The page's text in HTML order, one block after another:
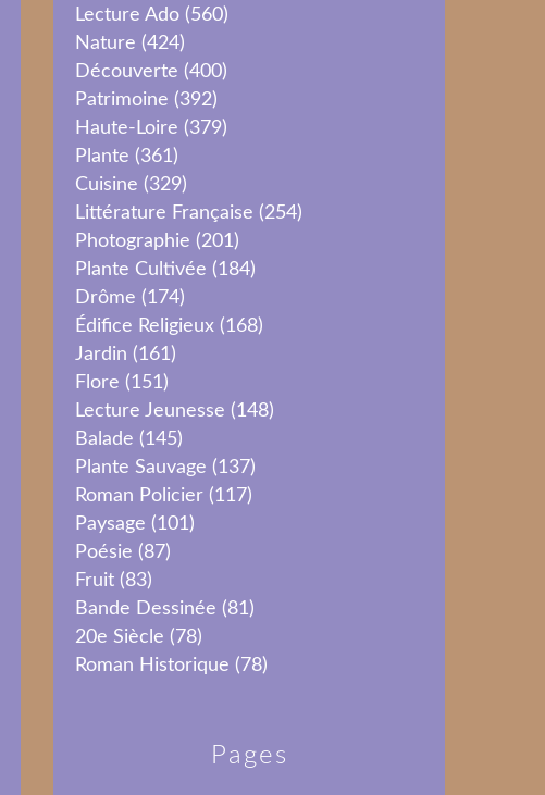
Lecture Ado (560)
Nature (424)
Découverte (400)
Patrimoine (392)
Haute-Loire (379)
Plante (361)
Cuisine (329)
Littérature Française (254)
Photographie (201)
Plante Cultivée (184)
Drôme (174)
Édifice Religieux (168)
Jardin (161)
Flore (151)
Lecture Jeunesse (148)
Balade (145)
Plante Sauvage (137)
Roman Policier (117)
Paysage (101)
Poésie (87)
Fruit (83)
Bande Dessinée (81)
20e Siècle (78)
Roman Historique (78)
Pages